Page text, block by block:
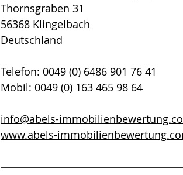
Thornsgraben 31
56368 Klingelbach
Deutschland
Telefon: 0049 (0) 6486 901 76 41
Mobil: 0049 (0) 163 465 98 64
info@abels-
www.abels-